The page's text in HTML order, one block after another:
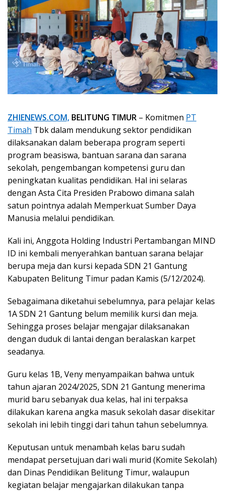
ZHIENEWS.COM, BELITUNG TIMUR – Komitmen PT
Timah Tbk dalam mendukung sektor pendidikan
dilaksanakan dalam beberapa program seperti
program beasiswa, bantuan sarana dan sarana
sekolah, pengembangan kompetensi guru dan
peningkatan kualitas pendidikan. Hal ini selaras
dengan Asta Cita Presiden Prabowo dimana salah
satun pointnya adalah Memperkuat Sumber Daya
Manusia melalui pendidikan.
Kali ini, Anggota Holding Industri Pertambangan MIND
ID ini kembali menyerahkan bantuan sarana belajar
berupa meja dan kursi kepada SDN 21 Gantung
Kabupaten Belitung Timur padan Kamis (5/12/2024).
Sebagaimana diketahui sebelumnya, para pelajar kelas
1A SDN 21 Gantung belum memilik kursi dan meja.
Sehingga proses belajar mengajar dilaksanakan
dengan duduk di lantai dengan beralaskan karpet
seadanya.
Guru kelas 1B, Veny menyampaikan bahwa untuk
tahun ajaran 2024/2025, SDN 21 Gantung menerima
murid baru sebanyak dua kelas, hal ini terpaksa
dilakukan karena angka masuk sekolah dasar disekitar
sekolah ini lebih tinggi dari tahun tahun sebelumnya.
Keputusan untuk menambah kelas baru sudah
mendapat persetujuan dari wali murid (Komite Sekolah)
dan Dinas Pendidikan Belitung Timur, walaupun
kegiatan belajar mengajarkan dilakukan tanpa